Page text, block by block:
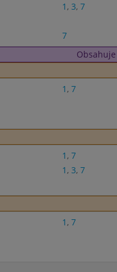
1 , 3, 7
7
1 , 7
1 , 7
1 , 3, 7
1 , 7